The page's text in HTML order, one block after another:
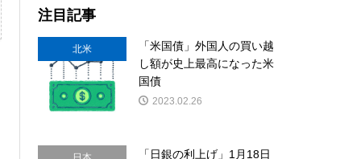
注目記事
北米
「米国債」外国人の買い越
し額が史上最高になった米
国債
2023.02.26
「日銀の利上げ」1月18日